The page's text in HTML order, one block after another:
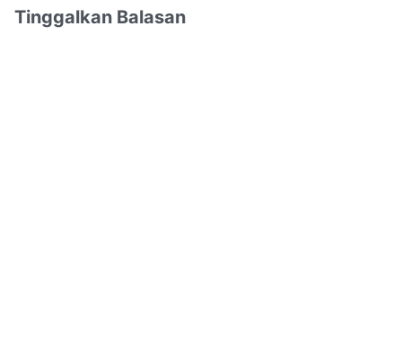
Tinggalkan Balasan